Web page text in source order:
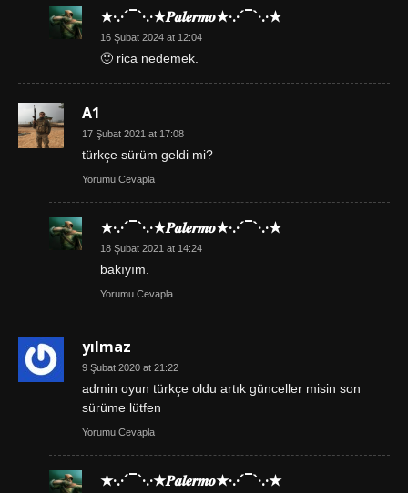
★·.·´¯`·.·★𝑷𝒂𝒍𝒆𝒓𝒎𝒐★·.·´¯`·.·★
16 Şubat 2024 at 12:04
🙂 rica nedemek.
A1
17 Şubat 2021 at 17:08
türkçe sürüm geldi mi?
Yorumu Cevapla
★·.·´¯`·.·★𝑷𝒂𝒍𝒆𝒓𝒎𝒐★·.·´¯`·.·★
18 Şubat 2021 at 14:24
bakıyım.
Yorumu Cevapla
yılmaz
9 Şubat 2020 at 21:22
admin oyun türkçe oldu artık günceller misin son
sürüme lütfen
Yorumu Cevapla
★·.·´¯`·.·★𝑷𝒂𝒍𝒆𝒓𝒎𝒐★·.·´¯`·.·★